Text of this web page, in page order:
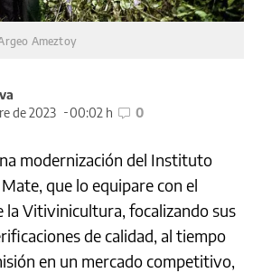
Ameztoy
de 2023 00:02 h 0
modernización del Instituto
que lo equipare con el
Vitivinicultura, focalizando sus
de calidad, al tiempo
en un mercado competitivo,